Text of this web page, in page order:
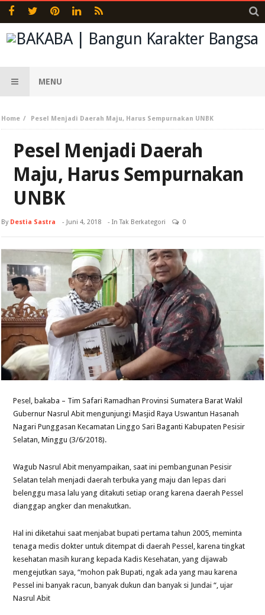
MENU
Home Pesel Menjadi Daerah Maju, Harus Sempurnakan UNBK
Pesel Menjadi Daerah
Maju, Harus Sempurnakan
UNBK
By Destia Sastra - Juni 4, 2018 - In Tak Berkategori 0
Pesel, bakaba – Tim Safari Ramadhan Provinsi Sumatera Barat Wakil
Gubernur Nasrul Abit mengunjungi Masjid Raya Uswantun Hasanah
Nagari Punggasan Kecamatan Linggo Sari Baganti Kabupaten Pesisir
Selatan, Minggu (3/6/2018).
Wagub Nasrul Abit menyampaikan, saat ini pembangunan Pesisir
Selatan telah menjadi daerah terbuka yang maju dan lepas dari
belenggu masa lalu yang ditakuti setiap orang karena daerah Pessel
dianggap angker dan menakutkan.
Hal ini diketahui saat menjabat bupati pertama tahun 2005, meminta
tenaga medis dokter untuk ditempat di daerah Pessel, karena tingkat
kesehatan masih kurang kepada Kadis Kesehatan, yang dijawab
mengejutkan saya, “mohon pak Bupati, ngak ada yang mau karena
Pessel ini banyak racun, banyak dukun dan banyak si Jundai “, ujar
Nasrul Abit